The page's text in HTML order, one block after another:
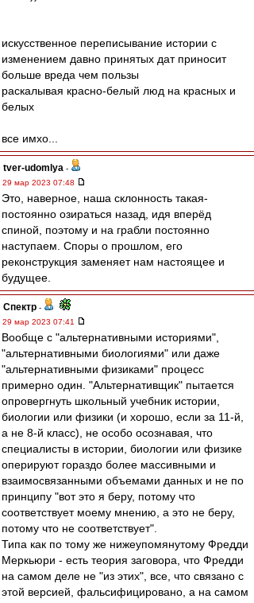
искусственное переписывание истории с
изменением давно принятых дат приносит
больше вреда чем пользы
раскалывая красно-белый люд на красных и
белых
все имхо...
tver-udomlya -
29 мар 2023 07:48
Это, наверное, наша склонность такая-
постоянно озираться назад, идя вперёд
спиной, поэтому и на грабли постоянно
наступаем. Споры о прошлом, его
реконструкция заменяет нам настоящее и
будущее.
Спектр -
29 мар 2023 07:41
Вообще с "альтернативными историями",
"альтернативными биологиями" или даже
"альтернативными физиками" процесс
примерно один. "Альтернативщик" пытается
опровергнуть школьный учебник истории,
биологии или физики (и хорошо, если за 11-й,
а не 8-й класс), не особо осознавая, что
специалисты в истории, биологии или физике
оперируют гораздо более массивными и
взаимосвязанными объемами данных и не по
принципу "вот это я беру, потому что
соответствует моему мнению, а это не беру,
потому что не соответствует".
Типа как по тому же нижеупомянутому Фредди
Меркьюри - есть теория заговора, что Фредди
на самом деле не "из этих", все, что связано с
этой версией, фальсифицировано, а на самом